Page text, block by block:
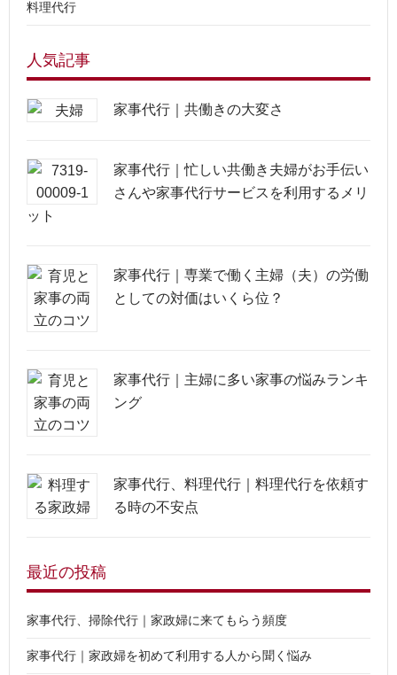
料理代行
人気記事
家事代行｜共働きの大変さ
家事代行｜忙しい共働き夫婦がお手伝い
さんや家事代行サービスを利用するメリ
ット
家事代行｜専業で働く主婦（夫）の労働
としての対価はいくら位？
家事代行｜主婦に多い家事の悩みランキ
ング
家事代行、料理代行｜料理代行を依頼す
る時の不安点
最近の投稿
家事代行、掃除代行｜家政婦に来てもらう頻度
家事代行｜家政婦を初めて利用する人から聞く悩み